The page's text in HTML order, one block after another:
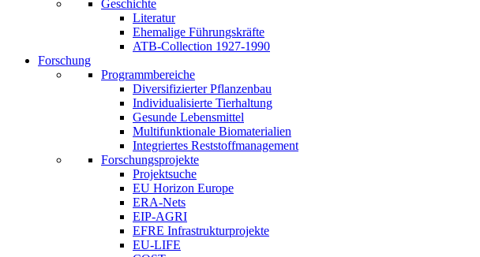
Geschichte
Literatur
Ehemalige Führungskräfte
ATB-Collection 1927-1990
Forschung
Programmbereiche
Diversifizierter Pflanzenbau
Individualisierte Tierhaltung
Gesunde Lebensmittel
Multifunktionale Biomaterialien
Integriertes Reststoffmanagement
Forschungsprojekte
Projektsuche
EU Horizon Europe
ERA-Nets
EIP-AGRI
EFRE Infrastrukturprojekte
EU-LIFE